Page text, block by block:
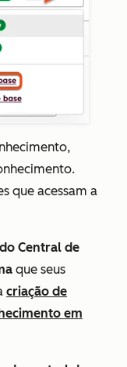
,
que acessam a
Central de
que seus
criação de
em